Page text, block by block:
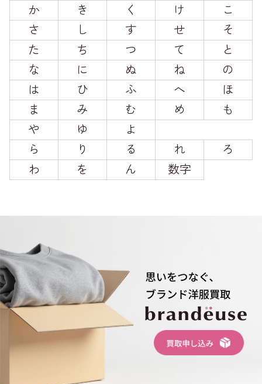
か
き く け
こ
さ
し す せ
そ
た
ち つ て
と
な
に ぬ ね
の
は
ひ ふ へ
ほ
ま
み む め
も
や
ゆ
よ
ら
り る れ
ろ
わ
を ん 数字